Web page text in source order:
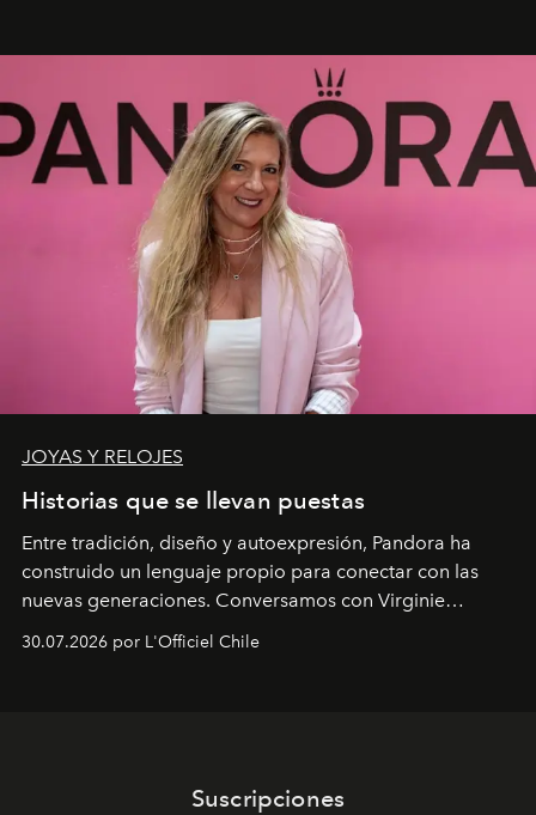
JOYAS Y RELOJES
Historias que se llevan puestas
Entre tradición, diseño y autoexpresión, Pandora ha
construido un lenguaje propio para conectar con las
nuevas generaciones. Conversamos con Virginie
Latinoamérica, sobre identidad, cultura y el valor
30.07.2026 por L'Officiel Chile
Suscripciones